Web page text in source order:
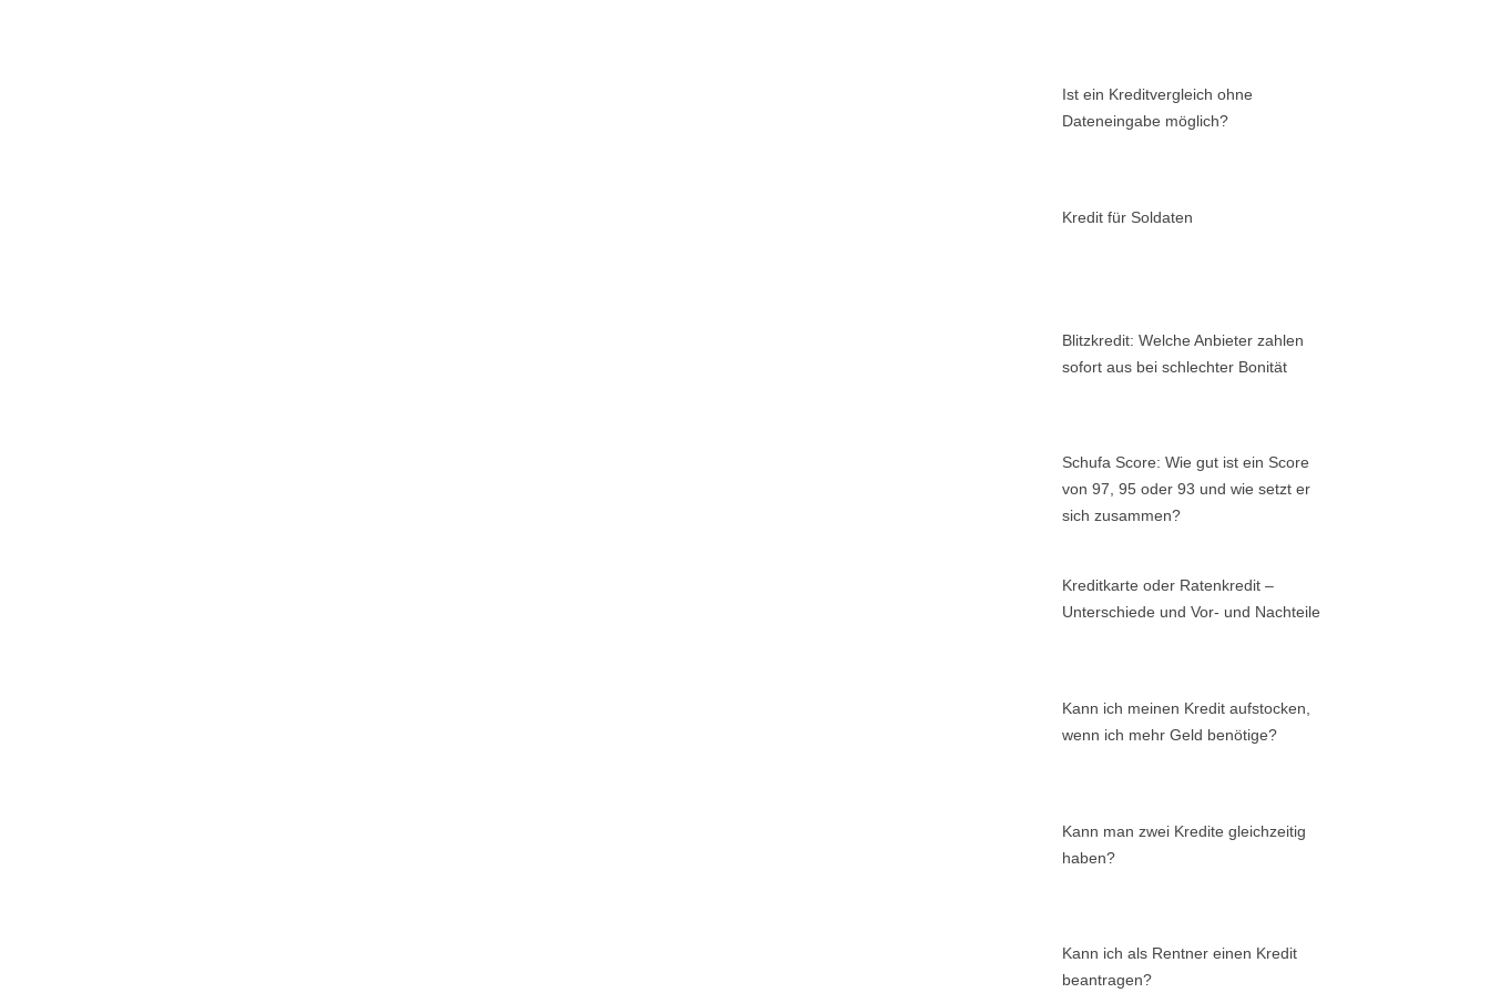
Ist ein Kreditvergleich ohne
Dateneingabe möglich?
Kredit für Soldaten
Blitzkredit: Welche Anbieter zahlen
sofort aus bei schlechter Bonität
Schufa Score: Wie gut ist ein Score
von 97, 95 oder 93 und wie setzt er
sich zusammen?
Kreditkarte oder Ratenkredit –
Unterschiede und Vor- und Nachteile
Kann ich meinen Kredit aufstocken,
wenn ich mehr Geld benötige?
Kann man zwei Kredite gleichzeitig
haben?
Kann ich als Rentner einen Kredit
beantragen?